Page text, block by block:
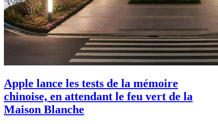
Apple lance les tests de la mémoire
chinoise, en attendant le feu vert de la
Maison Blanche